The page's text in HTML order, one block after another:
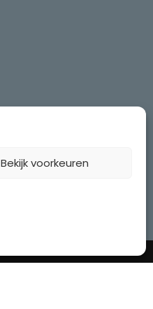
Bekijk voorkeuren